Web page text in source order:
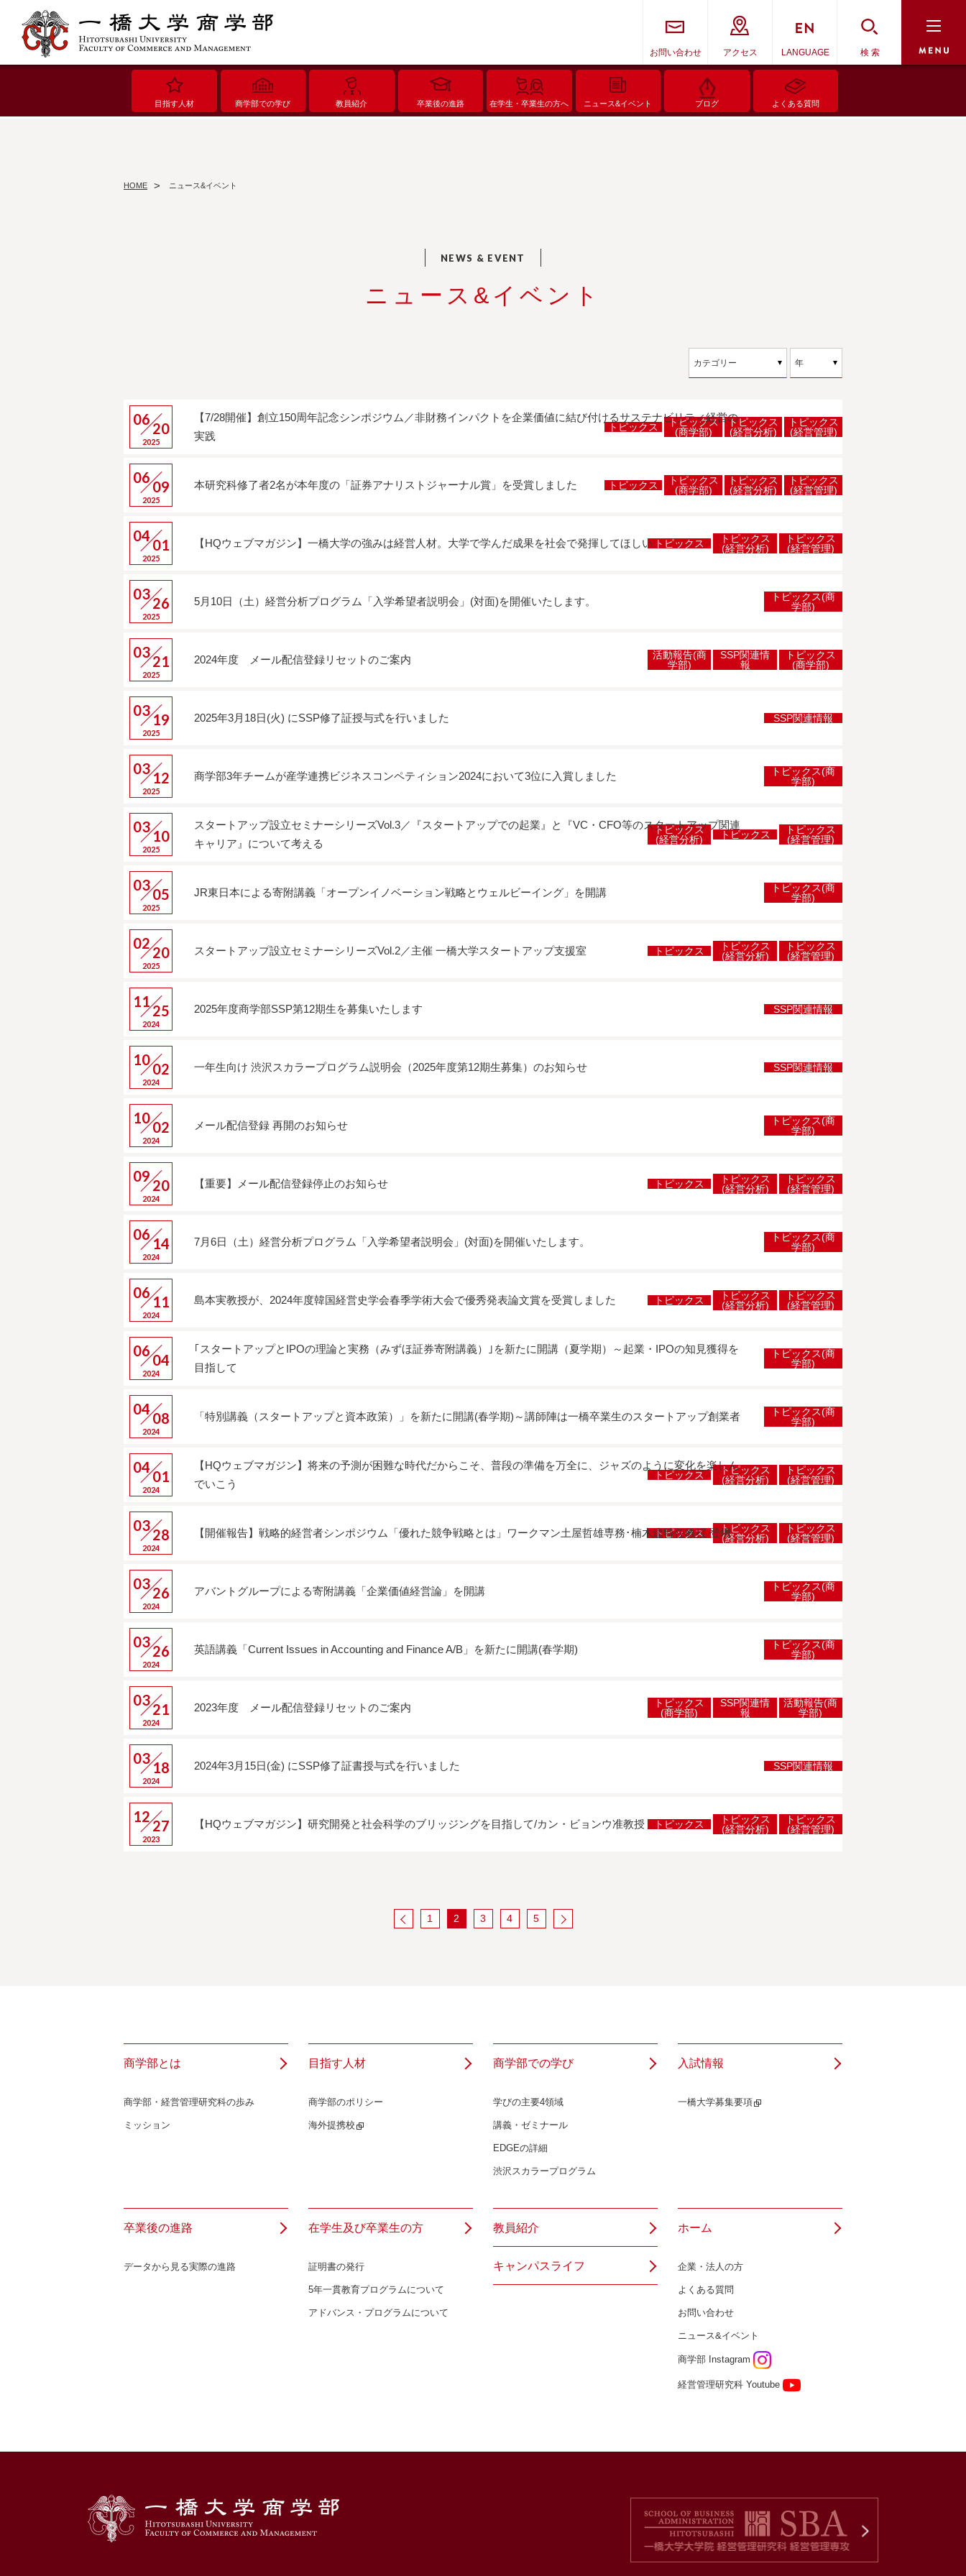
目指す人材 商学部での学び 教員紹介 卒業後の進路 在学生・卒業生の方へ ニュース&イベント ブログ よくある質問
お問い合わせ アクセス LANGUAGE 検 索
HOME ニュース&イベント
ニュース&イベント
2025
06
20
【7/28開催】創立150周年記念シンポジウム／非財務インパクトを企業価値に結び付けるサステナビリティ経営の
実践
トピックス
トピックス
(商学部)
トピックス
(経営分析)
トピックス
(経営管理)
2025
06
09 本研究科修了者2名が本年度の「証券アナリストジャーナル賞」を受賞しました トピックス
トピックス
(商学部)
トピックス
(経営分析)
トピックス
(経営管理)
2025
04
01 【HQウェブマガジン】一橋大学の強みは経営人材。大学で学んだ成果を社会で発揮してほしい トピックス
トピックス
(経営分析)
トピックス
(経営管理)
2025
03
26 5⽉10⽇（⼟）経営分析プログラム「⼊学希望者説明会」(対⾯)を開催いたします。
トピックス(商
学部)
2025
03
21 2024年度 メール配信登録リセットのご案内
活動報告(商
学部)
SSP関連情
報
トピックス
(商学部)
2025
03
19 2025年3月18日(火) にSSP修了証授与式を行いました SSP関連情報
2025
03
12 商学部3年チームが産学連携ビジネスコンペティション2024において3位に入賞しました
トピックス(商
学部)
2025
03
10
スタートアップ設立セミナーシリーズVol.3／『スタートアップでの起業』と『VC・CFO等のスタートアップ関連
キャリア』について考える
トピックス
(経営分析)
トピックス
トピックス
(経営管理)
2025
03
05 JR東日本による寄附講義「オープンイノベーション戦略とウェルビーイング」を開講
トピックス(商
学部)
2025
02
20 スタートアップ設立セミナーシリーズVol.2／主催 一橋大学スタートアップ支援室 トピックス
トピックス
(経営分析)
トピックス
(経営管理)
2024
11
25 2025年度商学部SSP第12期生を募集いたします SSP関連情報
2024
10
02 一年生向け 渋沢スカラープログラム説明会（2025年度第12期生募集）のお知らせ SSP関連情報
2024
10
02 メール配信登録 再開のお知らせ
トピックス(商
学部)
2024
09
20 【重要】メール配信登録停止のお知らせ トピックス
トピックス
(経営分析)
トピックス
(経営管理)
2024
06
14 7月6日（土）経営分析プログラム「入学希望者説明会」(対面)を開催いたします。
トピックス(商
学部)
2024
06
11 島本実教授が、2024年度韓国経営史学会春季学術大会で優秀発表論文賞を受賞しました トピックス
トピックス
(経営分析)
トピックス
(経営管理)
2024
06
04
｢スタートアップとIPOの理論と実務（みずほ証券寄附講義）｣を新たに開講（夏学期）～起業・IPOの知見獲得を
目指して
トピックス(商
学部)
2024
04
08 「特別講義（スタートアップと資本政策）」を新たに開講(春学期)～講師陣は一橋卒業生のスタートアップ創業者
トピックス(商
学部)
2024
04
01
【HQウェブマガジン】将来の予測が困難な時代だからこそ、普段の準備を万全に、ジャズのように変化を楽しん
でいこう
トピックス
トピックス
(経営分析)
トピックス
(経営管理)
2024
03
28 【開催報告】戦略的経営者シンポジウム「優れた競争戦略とは」ワークマン土屋哲雄専務･楠木建特任教授 登壇
トピックス
トピックス
(経営分析)
トピックス
(経営管理)
2024
03
26 アバントグループによる寄附講義「企業価値経営論」を開講
トピックス(商
学部)
2024
03
26 英語講義「Current Issues in Accounting and Finance A/B」を新たに開講(春学期)
トピックス(商
学部)
2024
03
21 2023年度 メール配信登録リセットのご案内
トピックス
(商学部)
SSP関連情
報
活動報告(商
学部)
2024
03
18 2024年3月15日(金) にSSP修了証書授与式を行いました SSP関連情報
2023
12
27 【HQウェブマガジン】研究開発と社会科学のブリッジングを目指して/カン・ビョンウ准教授 トピックス
トピックス
(経営分析)
トピックス
(経営管理)
次へ1 2 3 4 5
商学部とは
商学部・経営管理研究科の歩み
ミッション
目指す人材
商学部のポリシー
海外提携校
商学部での学び
学びの主要4領域
講義・ゼミナール
EDGEの詳細
渋沢スカラープログラム
入試情報
一橋大学募集要項
卒業後の進路
データから見る実際の進路
在学生及び卒業生の方
証明書の発行
5年一貫教育プログラムについて
アドバンス・プログラムについて
教員紹介
キャンパスライフ
ホーム
企業・法人の方
よくある質問
お問い合わせ
ニュース&イベント
商学部 Instagram
経営管理研究科 Youtube